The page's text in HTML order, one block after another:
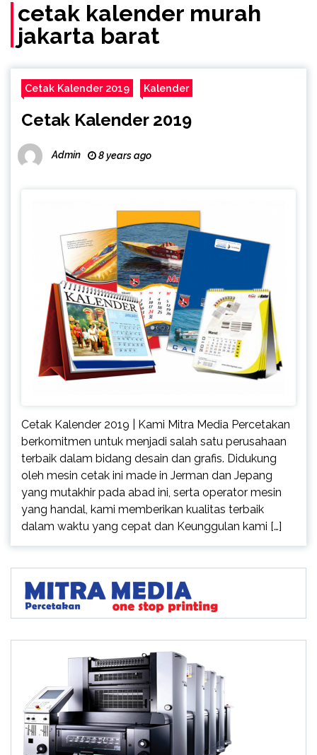
cetak kalender murah
jakarta barat
Cetak Kalender 2019 Kalender
Cetak Kalender 2019
Admin 8 years ago
Cetak Kalender 2019 | Kami Mitra Media Percetakan
berkomitmen untuk menjadi salah satu perusahaan
terbaik dalam bidang desain dan grafis. Didukung
oleh mesin cetak ini made in Jerman dan Jepang
yang mutakhir pada abad ini, serta operator mesin
yang handal, kami memberikan kualitas terbaik
dalam waktu yang cepat dan Keunggulan kami […]